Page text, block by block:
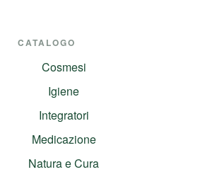
CATALOGO
Cosmesi
Igiene
Integratori
Medicazione
Natura e Cura